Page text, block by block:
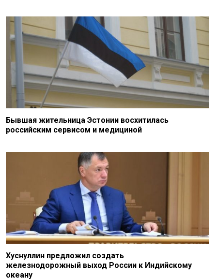
Бывшая жительница Эстонии восхитилась
российским сервисом и медициной
Хуснуллин предложил создать
железнодорожный выход России к Индийскому
океану